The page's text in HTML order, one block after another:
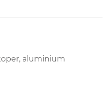
aluminium